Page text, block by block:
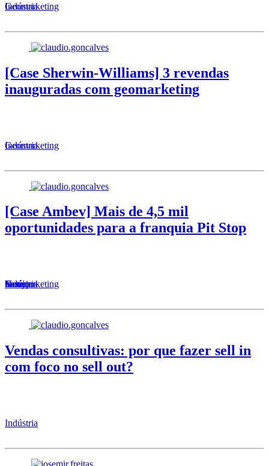
Geomarketing
Indústria
[Case Sherwin-Williams] 3 revendas
inauguradas com geomarketing
Geomarketing
Indústria
[Case Ambev] Mais de 4,5 mil
oportunidades para a franquia Pit Stop
Serviços
Varejo
Notícia
Geomarketing
Indústria
Vendas consultivas: por que fazer sell in
com foco no sell out?
Indústria